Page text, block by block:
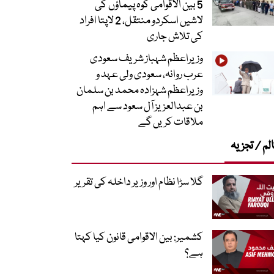
5 بین الاقوامی کوہ پیماؤں کی
لاشیں اسکردو منتقل، 2 لاپتا افراد
کی تلاش جاری
وزیراعظم شہباز شریف سعودی
عرب روانہ، سعودی ولی عہد و
وزیراعظم شہزادہ محمد بن سلمان
بن عبدالعزیز آل سعود سے اہم
ملاقات کریں گے
/ تجزیہ
گلا سڑا نظام اور وزیر داخلہ کی تقریر
کشمیر: بین الاقوامی قانون کیا کہتا
ہے؟